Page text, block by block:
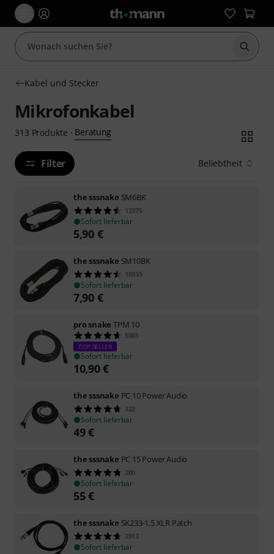
Suche
Kabel und Stecker
Mikrofonkabel
313 Produkte · Beratung
Filter Beliebtheit
the sssnake SM6BK
12375
Sofort lieferbar
5,90 €
the sssnake SM10BK
10335
Sofort lieferbar
7,90 €
pro snake TPM 10
5065
TOP-SELLER
Sofort lieferbar
10,90€
the sssnake PC 10 Power Audio
322
Sofort lieferbar
49€
the sssnake PC 15 Power Audio
200
Sofort lieferbar
55€
the sssnake SK233-1,5 XLR Patch
3913
Sofort lieferbar